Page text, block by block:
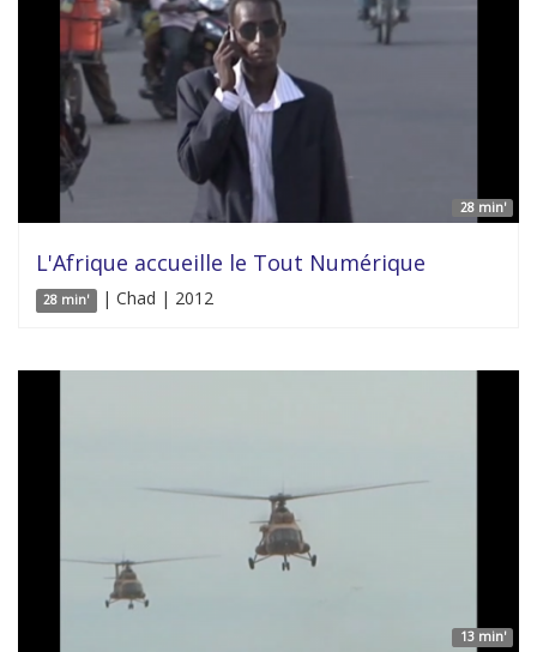
28 min'
L'Afrique accueille le Tout Numérique
28 min' | Chad | 2012
13 min'